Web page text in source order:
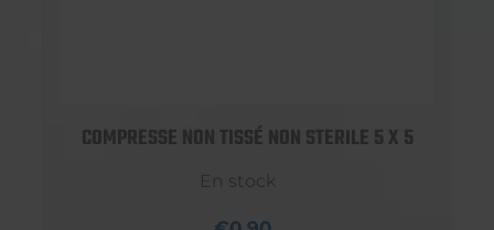
COMPRESSE NON TISSÉ NON STERILE 5 X 5
En stock